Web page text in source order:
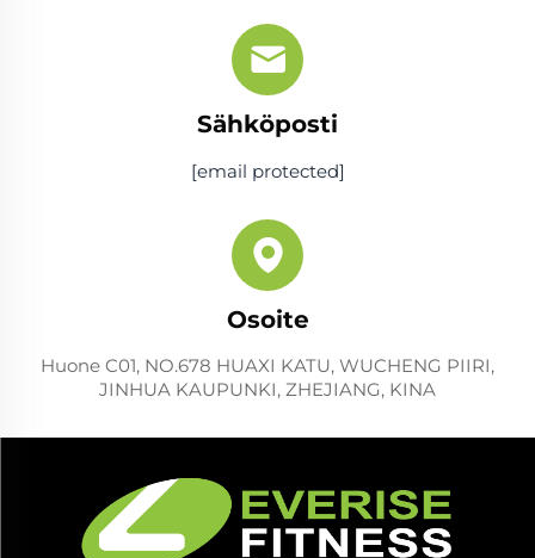
Sähköposti
[email protected]
Osoite
Huone C01, NO.678 HUAXI KATU, WUCHENG PIIRI,
JINHUA KAUPUNKI, ZHEJIANG, KINA